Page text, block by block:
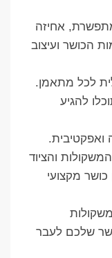
אחיזה
הכושר ועיצוב
לכל מתאמן.
להגיע
ואפקטיבית.
והציוד
כושר מקצועי
שלכם לעבר